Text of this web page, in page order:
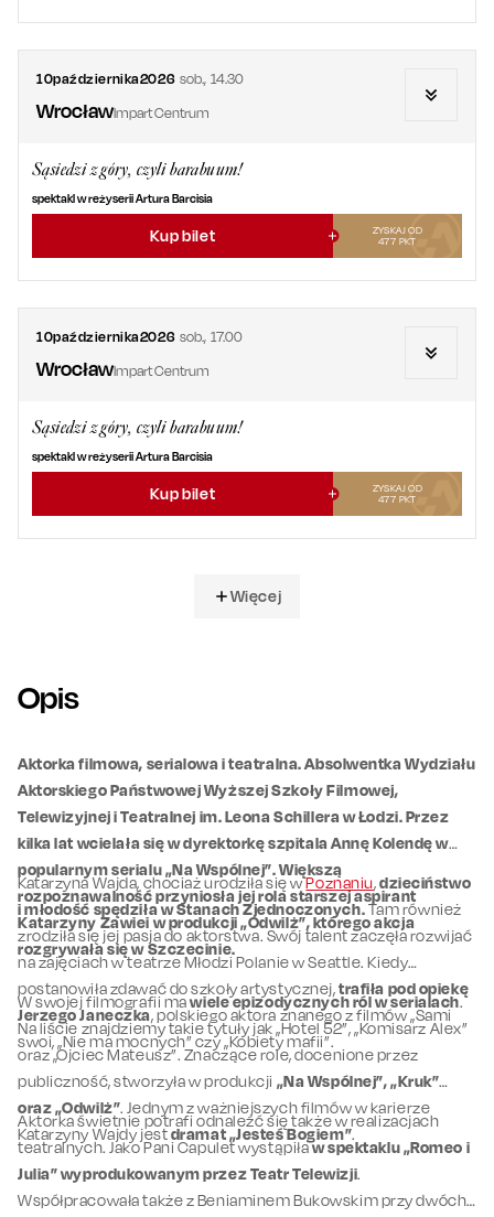
10października2026 sob.,14.30
WrocławImpart Centrum
Sąsiedzi z góry, czyli barabuum!
spektakl w reżyserii Artura Barcisia
Kup bilet
ZYSKAJ OD
477 PKT
10października2026 sob.,17.00
WrocławImpart Centrum
Sąsiedzi z góry, czyli barabuum!
spektakl w reżyserii Artura Barcisia
Kup bilet
ZYSKAJ OD
477 PKT
Więcej
Opis
Aktorka filmowa, serialowa i teatralna. Absolwentka Wydziału
Aktorskiego Państwowej Wyższej Szkoły Filmowej,
Telewizyjnej i Teatralnej im. Leona Schillera w Łodzi. Przez
kilka lat wcielała się w dyrektorkę szpitala Annę Kolendę w
popularnym serialu „Na Wspólnej”. Większą
rozpoznawalność przyniosła jej rola starszej aspirant
Katarzyny Zawiei w produkcji „Odwilż”, którego akcja
rozgrywała się w Szczecinie.
Katarzyna Wajda, chociaż urodziła się wPoznaniu,dzieciństwo
i młodość spędziła w Stanach Zjednoczonych.Tam również
zrodziła się jej pasja do aktorstwa. Swój talent zaczęła rozwijać
na zajęciach w teatrze Młodzi Polanie w Seattle. Kiedy
postanowiła zdawać do szkoły artystycznej,trafiła pod opiekę
Jerzego Janeczka, polskiego aktora znanego z filmów „Sami
swoi, „Nie ma mocnych” czy „Kobiety mafii”.
W swojej filmografii mawiele epizodycznych ról w serialach.
Na liście znajdziemy takie tytuły jak „Hotel 52”, „Komisarz Alex”
oraz „Ojciec Mateusz”. Znaczące role, docenione przez
publiczność, stworzyła w produkcji „Na Wspólnej”, „Kruk”
oraz „Odwilż”. Jednym z ważniejszych filmów w karierze
Katarzyny Wajdy jestdramat „Jesteś Bogiem”.
Aktorka świetnie potrafi odnaleźć się także w realizacjach
teatralnych. Jako Pani Capulet wystąpiław spektaklu „Romeo i
Julia” wyprodukowanym przez Teatr Telewizji.
Współpracowała także z Beniaminem Bukowskim przy dwóch